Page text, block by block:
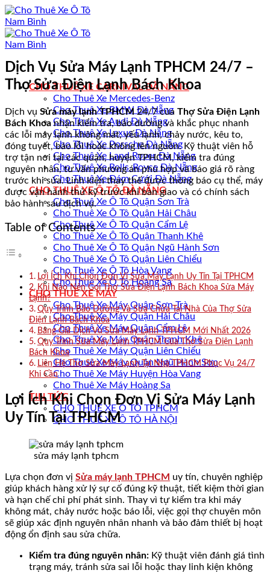
Bỏ
qua
nội
dung
CHO THUÊ XE CARNIVAL ĐÀ NẴNG
Cho Thuê Xe Mercedes-Benz
Cho Thuê Xe BMW Đà Nẵng
Cho Thuê Xe Audi Đà Nẵng
Cho Thuê Xe Lexus Đà Nẵng
Cho Thuê Xe Porsche Đà Nẵng
Cho Thuê Xe Land Rover Đà Nẵng
Cho Thuê Xe Rolls-Royce Đà Nẵng
Cho Thuê Xe Đám Cưới Đà Nẵng
CHO THUÊ XE Ô TÔ ĐÀ NẴNG
Cho Thuê Xe Ô Tô Quận Sơn Trà
Cho Thuê Xe Ô Tô Quận Hải Châu
Cho Thuê Xe Ô Tô Quận Cẩm Lệ
Cho Thuê Xe Ô Tô Quận Thanh Khê
Cho Thuê Xe Ô Tô Quận Ngũ Hành Sơn
Cho Thuê Xe Ô Tô Quận Liên Chiểu
Cho Thuê Xe Ô Tô Hòa Vang
Cho Thuê Xe Ô Tô Hoàng Sa
CHO THUÊ XE MÁY
Cho Thuê Xe Máy Quận Sơn Trà
Cho Thuê Xe Máy Quận Hải Châu
Cho Thuê Xe Máy Quận Cẩm Lệ
Cho Thuê Xe Máy Quận Thanh Khê
Cho Thuê Xe Máy Quận Liên Chiểu
Cho Thuê Xe Máy Quận Ngũ Hành Sơn
Cho Thuê Xe Máy Huyện Hòa Vang
Cho Thuê Xe Máy Hoàng Sa
TIN TỨC
CHO THUÊ XE Ô TÔ TPHCM
CHO THUÊ XE Ô TÔ HÀ NỘI
Dịch Vụ Sửa Máy Lạnh TPHCM 24/7 –
Thợ Sửa Điện Lạnh Bách Khoa
Dịch vụ Sửa máy lạnh TPHCM24/7 của Thợ Sửa Điện Lạnh
Bách Khoanhận kiểm tra, bảo dưỡng và khắc phục nhanh
các lỗi máy lạnh không mát, yếu lạnh, chảy nước, kêu to,
đóng tuyết, báo lỗi hoặc không lên nguồn. Kỹ thuật viên hỗ
trợ tận nơi tại các quận, huyện TPHCM, kiểm tra đúng
nguyên nhân, tư vấn phương án phù hợp và báo giá rõ ràng
trước khi sửa. Linh kiện thay thế được thông báo cụ thể, máy
được vận hành thử kỹ trước khi bàn giao và có chính sách
bảo hành sau dịch vụ.
Table of Contents
Lợi Ích Khi Chọn Đơn Vị Sửa Máy Lạnh Uy Tín Tại TPHCM
Khi Nào Nên Gọi Thợ Sửa Điện Lạnh Bách Khoa Sửa Máy
Lạnh?
Quy Trình Bảo Dưỡng Và Sửa Chữa Tại Nhà Của Thợ Sửa
Điện Lạnh Bách Khoa
Bảng Giá Dịch Vụ Sửa Máy Lạnh TPHCM Mới Nhất 2026
Quy Trình Sửa Máy Lạnh TPHCM Của Thợ Sửa Điện Lạnh
Bách Khoa
Liên Hệ Thợ Sửa Máy Lạnh Tại Nhà TPHCM Phục Vụ 24/7
Khi Cần
Lợi Ích Khi Chọn Đơn Vị Sửa Máy Lạnh
Uy Tín Tại TPHCM
sửa máy lạnh tphcm
Lựa chọn đơn vị Sửa máy lạnh TPHCM uy tín, chuyên nghiệp
giúp khách hàng xử lý sự cố đúng kỹ thuật, tiết kiệm thời gian
và hạn chế chi phí phát sinh. Thay vì tự kiểm tra khi máy
không mát, chảy nước hoặc báo lỗi, việc gọi thợ chuyên môn
sẽ giúp xác định nguyên nhân nhanh và bảo đảm thiết bị hoạt
động ổn định sau sửa chữa.
Kiểm tra đúng nguyên nhân: Kỹ thuật viên đánh giá tình
trạng máy, tránh sửa sai lỗi hoặc thay linh kiện không